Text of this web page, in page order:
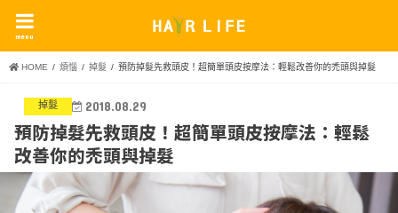
menu
HOME 煩惱 掉髮 預防掉髮先救頭皮！超簡單頭皮按摩法：輕鬆改善你的禿頭與掉髮
掉髮 2018.08.29
預防掉髮先救頭皮！超簡單頭皮按摩法：輕鬆
改善你的禿頭與掉髮